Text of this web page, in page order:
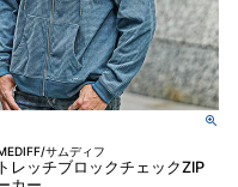
サムディフ
レッチブロックチェックZIP